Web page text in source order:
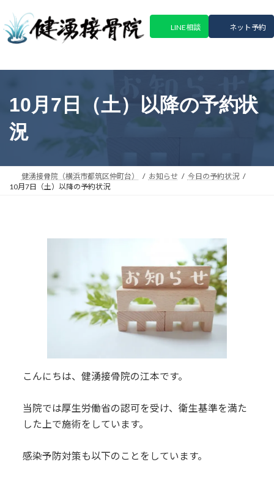
テ
ゲ
LINE相談 ネット予約
10月7日（土）以降の予約状
況
健湧接骨院（横浜市都筑区仲町台） お知らせ
今日の予約状況
10月7日（土）以降の予約状況
こんにちは、健湧接骨院の江本です。
当院では厚生労働省の認可を受け、衛生基準を満た
した上で施術をしています。
感染予防対策も以下のことをしています。